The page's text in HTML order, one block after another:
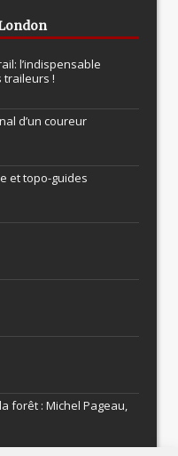
London
l’indispensable
traileurs !
d’un coureur
et topo-guides
forêt : Michel Pageau,